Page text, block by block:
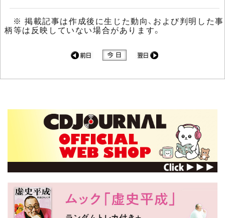
※ 掲載記事は作成後に生じた動向、および判明した事
柄等は反映していない場合があります。